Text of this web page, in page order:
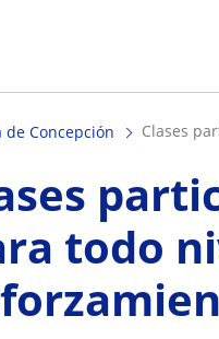
de Concepción clases
todo